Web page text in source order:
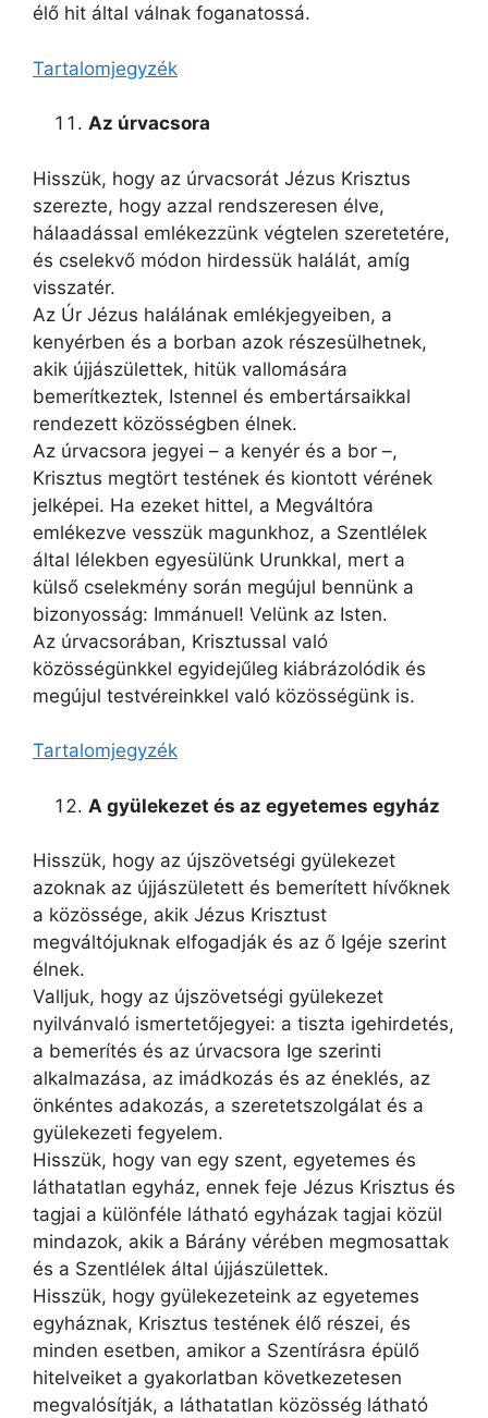
élő hit által válnak foganatossá.
Tartalomjegyzék
Az úrvacsora
Hisszük, hogy az úrvacsorát Jézus Krisztus
szerezte, hogy azzal rendszeresen élve,
hálaadással emlékezzünk végtelen szeretetére,
és cselekvő módon hirdessük halálát, amíg
visszatér.
Az Úr Jézus halálának emlékjegyeiben, a
kenyérben és a borban azok részesülhetnek,
akik újjászülettek, hitük vallomására
bemerítkeztek, Istennel és embertársaikkal
rendezett közösségben élnek.
Az úrvacsora jegyei – a kenyér és a bor –,
Krisztus megtört testének és kiontott vérének
jelképei. Ha ezeket hittel, a Megváltóra
emlékezve vesszük magunkhoz, a Szentlélek
által lélekben egyesülünk Urunkkal, mert a
külső cselekmény során megújul bennünk a
bizonyosság: Immánuel! Velünk az Isten.
Az úrvacsorában, Krisztussal való
közösségünkkel egyidejűleg kiábrázolódik és
megújul testvéreinkkel való közösségünk is.
Tartalomjegyzék
A gyülekezet és az egyetemes egyház
Hisszük, hogy az újszövetségi gyülekezet
azoknak az újjászületett és bemerített hívőknek
a közössége, akik Jézus Krisztust
megváltójuknak elfogadják és az ő Igéje szerint
élnek.
Valljuk, hogy az újszövetségi gyülekezet
nyilvánvaló ismertetőjegyei: a tiszta igehirdetés,
a bemerítés és az úrvacsora Ige szerinti
alkalmazása, az imádkozás és az éneklés, az
önkéntes adakozás, a szeretetszolgálat és a
gyülekezeti fegyelem.
Hisszük, hogy van egy szent, egyetemes és
láthatatlan egyház, ennek feje Jézus Krisztus és
tagjai a különféle látható egyházak tagjai közül
mindazok, akik a Bárány vérében megmosattak
és a Szentlélek által újjászülettek.
Hisszük, hogy gyülekezeteink az egyetemes
egyháznak, Krisztus testének élő részei, és
minden esetben, amikor a Szentírásra épülő
hitelveiket a gyakorlatban következetesen
megvalósítják, a láthatatlan közösség látható